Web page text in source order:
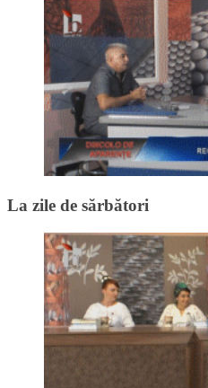
La zile de sărbători